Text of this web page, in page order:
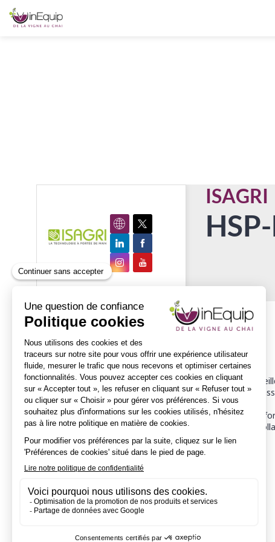
ISAGRI
Description
ISAGRI s'engage pour que chaque viticulteur prenne les
Vous vivez votre passion au quotidien. Au-delà de cette
côtés pour répondre à vos principaux enjeux :
L'ambition d'ISAGRI est de vous proposer des solutions
techniques (traçabilité parcellaire ou de cuverie), logiciel
Adresse
AV DES CENSIVES
60026
Beauvais